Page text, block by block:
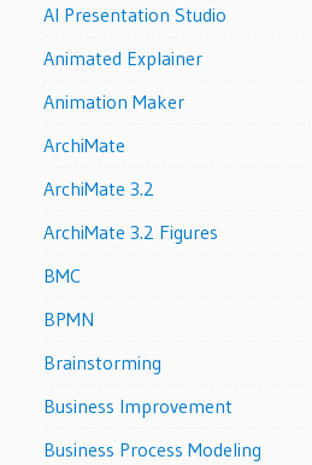
AI Presentation Studio
Animated Explainer
Animation Maker
ArchiMate
ArchiMate 3.2
ArchiMate 3.2 Figures
BMC
BPMN
Brainstorming
Business Improvement
Business Process Modeling